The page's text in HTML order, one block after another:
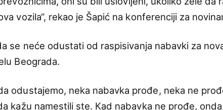
vozila“, rekao je Šapić na konferenciji za
se neće odustati od raspisivanja nabavki za
Beograda.
odustajemo, neka nabavka prođe, neka ne
kažu namestili ste. Кad nabavka ne prođe,